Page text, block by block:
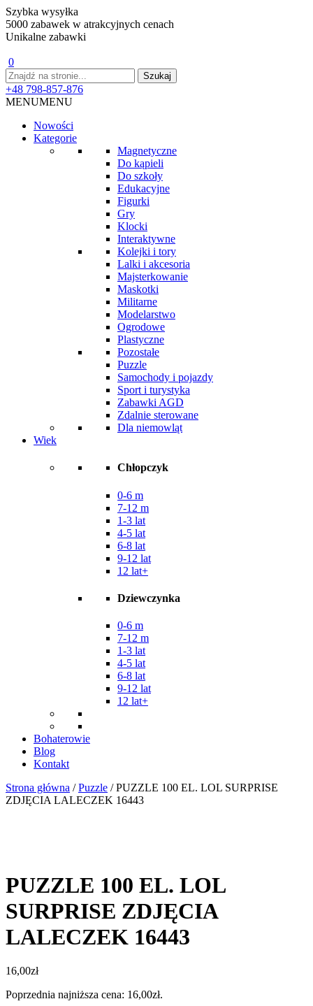
Szybka wysyłka
5000 zabawek w atrakcyjnych cenach
Unikalne zabawki
0
+48 798-857-876
MENUMENU
Nowości
Kategorie
Magnetyczne
Do kąpieli
Do szkoły
Edukacyjne
Figurki
Gry
Klocki
Interaktywne
Kolejki i tory
Lalki i akcesoria
Majsterkowanie
Maskotki
Militarne
Modelarstwo
Ogrodowe
Plastyczne
Pozostałe
Puzzle
Samochody i pojazdy
Sport i turystyka
Zabawki AGD
Zdalnie sterowane
Dla niemowląt
Wiek
Chłopczyk
0-6 m
7-12 m
1-3 lat
4-5 lat
6-8 lat
9-12 lat
12 lat+
Dziewczynka
0-6 m
7-12 m
1-3 lat
4-5 lat
6-8 lat
9-12 lat
12 lat+
Bohaterowie
Blog
Kontakt
Strona główna /Puzzle / PUZZLE 100 EL. LOL SURPRISE
ZDJĘCIA LALECZEK 16443
PUZZLE 100 EL. LOL
SURPRISE ZDJĘCIA
LALECZEK 16443
16,00zł
Poprzednia najniższa cena: 16,00zł.